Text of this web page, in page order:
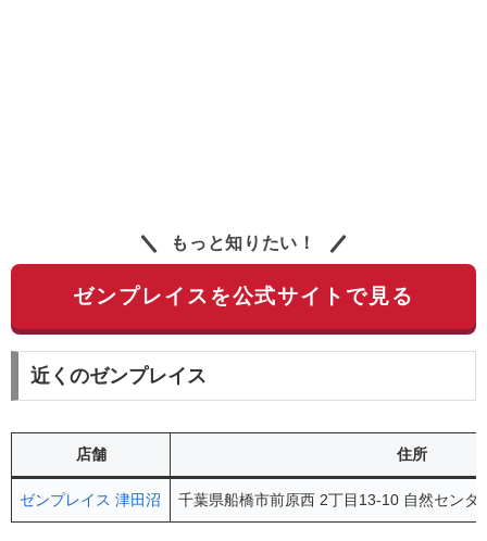
もっと知りたい！
ゼンプレイスを公式サイトで見る
近くのゼンプレイス
店舗 住所
ゼンプレイス 津田沼 千葉県船橋市前原西 2丁目13-10 自然センタ